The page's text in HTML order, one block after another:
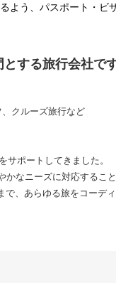
よう、パスポート・ビ
とする旅行会社で
クルーズ旅行など
ポートしてきました。
なニーズに対応すること
あらゆる旅をコーディ